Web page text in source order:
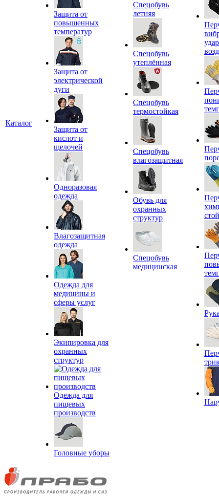
Каталог
Защита от
повышенных
температур
Защита от
электрической
дуги
Защита от
кислот и
щелочей
Одноразовая
одежда
Влагозащитная
одежда
Одежда для
медицины и
сферы услуг
Экипировка для
охранных
структур
Одежда для
пищевых
производств
Головные уборы
Спецобувь
летняя
Спецобувь
утеплённая
Спецобувь
термостойкая
Спецобувь
влагозащитная
Обувь для
охранных
структур
Спецобувь
медицинская